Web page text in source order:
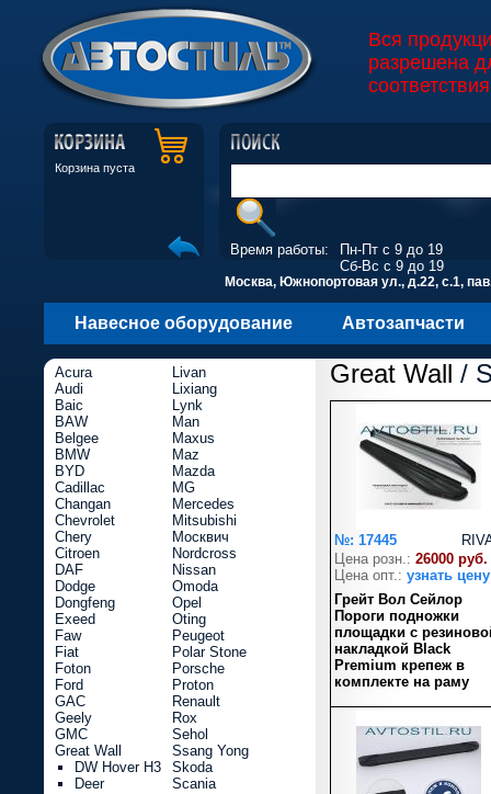
Вся
разрешена
Корзина пуста
Время работы:
Пн-Пт с 9 до 19
Сб-Вс с 9 до 19
Москва, Южнопортовая ул., д.22, с.1,
Навесное оборудование Автозапчасти
Great Wall /
№: 17445
Цена розн.: 26000 руб.
Цена опт.: узнать цену
Грейт Вол Сейлор
Пороги подножки
площадки с
накладкой Black
Premium крепеж в
комплекте на раму
Acura
Audi
Baic
BAW
Belgee
BMW
BYD
Cadillac
Changan
Chevrolet
Chery
Citroen
DAF
Dodge
Dongfeng
Exeed
Faw
Fiat
Foton
Ford
GAC
Geely
GMC
Great Wall
DW Hover H3
Deer
Livan
Lixiang
Lynk
Man
Maxus
Maz
Mazda
MG
Mercedes
Mitsubishi
Москвич
Nordcross
Nissan
Omoda
Opel
Oting
Peugeot
Polar Stone
Porsche
Proton
Renault
Rox
Sehol
Ssang Yong
Skoda
Scania